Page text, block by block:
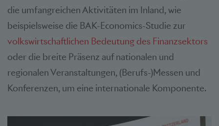
die umfangreichen Aktivitäten im Inland, wie
beispielsweise die BAK-Economics-Studie zur
volkswirtschaftlichen Bedeutung des Finanzsektors
oder die breite Präsenz auf nationalen und
regionalen Veranstaltungen, (Berufs-)Messen und
Konferenzen, um eine internationale Komponente.